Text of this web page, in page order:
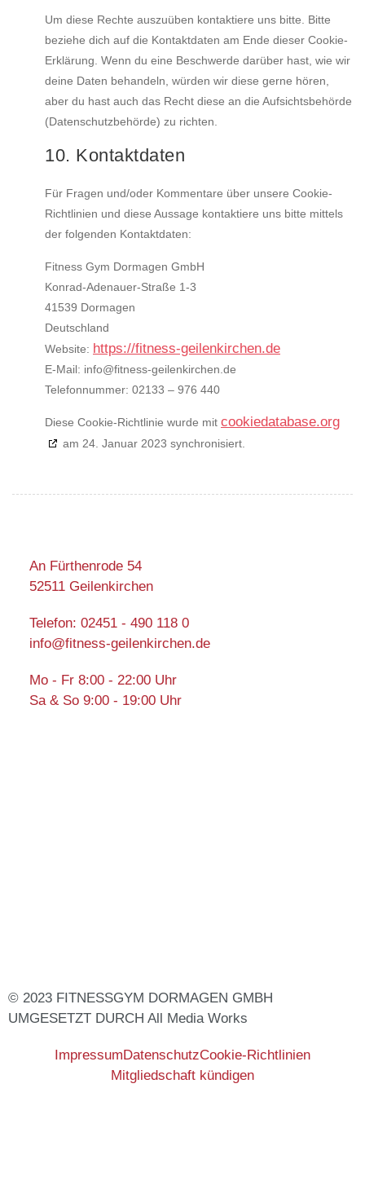
Um diese Rechte auszuüben kontaktiere uns bitte. Bitte
beziehe dich auf die Kontaktdaten am Ende dieser Cookie-
Erklärung. Wenn du eine Beschwerde darüber hast, wie wir
deine Daten behandeln, würden wir diese gerne hören,
aber du hast auch das Recht diese an die Aufsichtsbehörde
(Datenschutzbehörde) zu richten.
10. Kontaktdaten
Für Fragen und/oder Kommentare über unsere Cookie-
Richtlinien und diese Aussage kontaktiere uns bitte mittels
der folgenden Kontaktdaten:
Fitness Gym Dormagen GmbH
Konrad-Adenauer-Straße 1-3
41539 Dormagen
Deutschland
Website: https://fitness-geilenkirchen.de
E-Mail: info@fitness-geilenkirchen.de
Telefonnummer: 02133 – 976 440
Diese Cookie-Richtlinie wurde mit cookiedatabase.org
am 24. Januar 2023 synchronisiert.
An Fürthenrode 54
52511 Geilenkirchen
Telefon: 02451 - 490 118 0
info@fitness-geilenkirchen.de
Mo - Fr 8:00 - 22:00 Uhr
Sa & So 9:00 - 19:00 Uhr
© 2023 FITNESSGYM DORMAGEN GMBH
UMGESETZT DURCH All Media Works
Impressum DatenschutzCookie-Richtlinien
Mitgliedschaft kündigen